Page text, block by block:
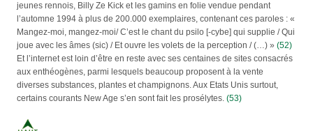
jeunes rennois, Billy Ze Kick et les gamins en folie vendue pendant
l’automne 1994 à plus de 200.000 exemplaires, contenant ces paroles : «
Mangez-moi, mangez-moi/ C’est le chant du psilo [-cybe] qui supplie / Qui
joue avec les âmes (sic) / Et ouvre les volets de la perception / (…) » (52)
Et l’internet est loin d’être en reste avec ses centaines de sites consacrés
aux enthéogènes, parmi lesquels beaucoup proposent à la vente
diverses substances, plantes et champignons. Aux Etats Unis surtout,
certains courants New Age s’en sont fait les prosélytes. (53)